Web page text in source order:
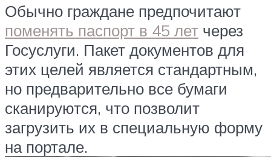
Обычно граждане предпочитают
поменять паспорт в 45 лет через
Госуслуги. Пакет документов для
этих целей является стандартным,
но предварительно все бумаги
сканируются, что позволит
загрузить их в специальную форму
на портале.